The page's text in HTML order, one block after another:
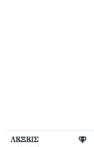
ΛΕΞΕΙΣ